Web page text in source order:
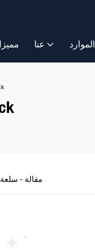
عنا الموارد
مقالة - سلعة